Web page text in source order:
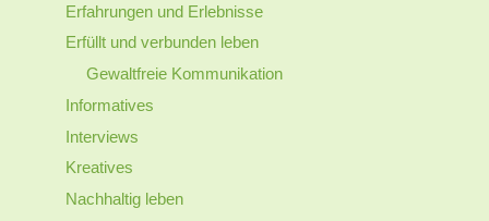
Erfahrungen und Erlebnisse
Erfüllt und verbunden leben
Gewaltfreie Kommunikation
Informatives
Interviews
Kreatives
Nachhaltig leben